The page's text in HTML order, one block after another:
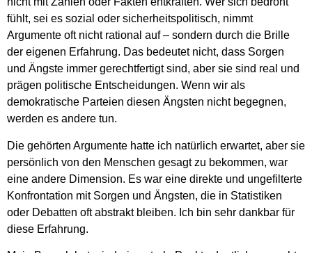
fühlt, sei es sozial oder sicherheitspolitisch, nimmt
Argumente oft nicht rational auf – sondern durch die Brille
der eigenen Erfahrung. Das bedeutet nicht, dass Sorgen
und Ängste immer gerechtfertigt sind, aber sie sind real und
prägen politische Entscheidungen. Wenn wir als
demokratische Parteien diesen Ängsten nicht begegnen,
werden es andere tun.
Die gehörten Argumente hatte ich natürlich erwartet, aber sie
persönlich von den Menschen gesagt zu bekommen, war
eine andere Dimension. Es war eine direkte und ungefilterte
Konfrontation mit Sorgen und Ängsten, die in Statistiken
oder Debatten oft abstrakt bleiben. Ich bin sehr dankbar für
diese Erfahrung.